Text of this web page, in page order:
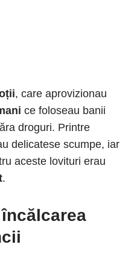
, care aprovizionau
ce foloseau banii
droguri. Printre
delicatese scumpe, iar
aceste lovituri erau
.